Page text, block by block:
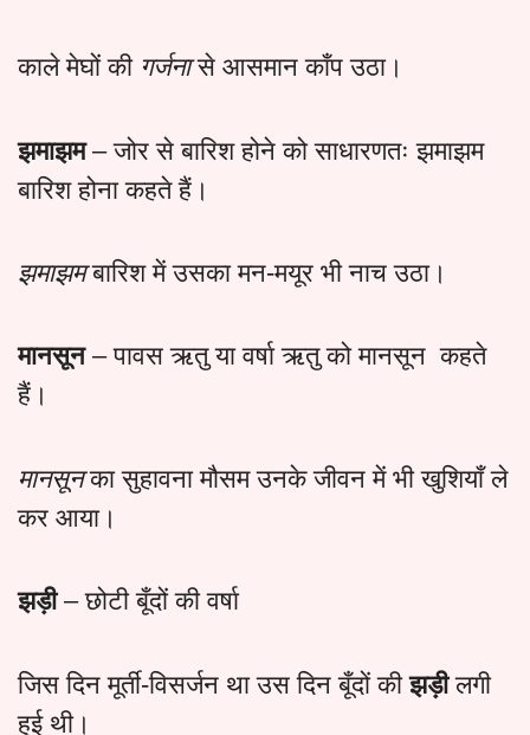
काले मेघों की गर्जनासे आसमान काँप उठा।
झमाझम– जोर से बारिश होने को साधारणतः झमाझम
बारिश होना कहते हैं।
झमाझमबारिश में उसका मन-मयूर भी नाच उठा।
मानसून– पावस ऋतु या वर्षा ऋतु को मानसून कहते
हैं।
मानसूनका सुहावना मौसम उनके जीवन में भी खुशियाँ ले
कर आया।
झड़ी – छोटी बूँदों की वर्षा
जिस दिन मूर्ती-विसर्जन था उस दिन बूँदों कीझड़ीलगी
हुई थी।